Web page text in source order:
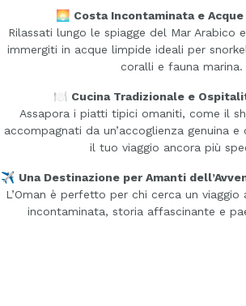
🌅 Costa Incontaminata e
Rilassati lungo le spiagge del Mar Arabico
immergiti in acque limpide ideali per
coralli e fauna marina.
🍽️ Cucina Tradizionale e
Assapora i piatti tipici omaniti, come il
accompagnati da un’accoglienza genuina e
il tuo viaggio ancora più
✈️ Una Destinazione per Amanti
L’Oman è perfetto per chi cerca un
incontaminata, storia affascinante e